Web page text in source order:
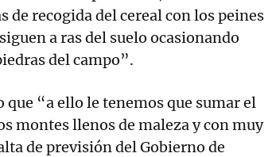
de recogida del cereal con los peines
a ras del suelo ocasionando
del campo”.
que “a ello le tenemos que sumar el
montes llenos de maleza y con muy
de previsión del Gobierno de